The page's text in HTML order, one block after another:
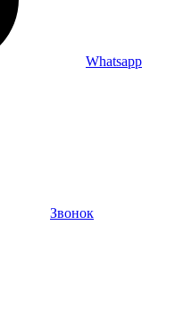
Whatsapp
Звонок